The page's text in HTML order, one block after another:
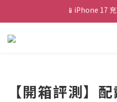
💰新會員送
🎟️ 去領
💰新會員送
【開箱評測】